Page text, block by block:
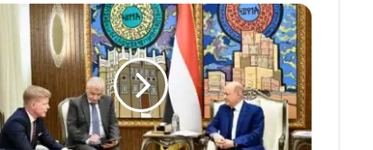
رئيس
مجلس
القيادة:
السلام
في
اليمن
يبدأ
بإنهاء